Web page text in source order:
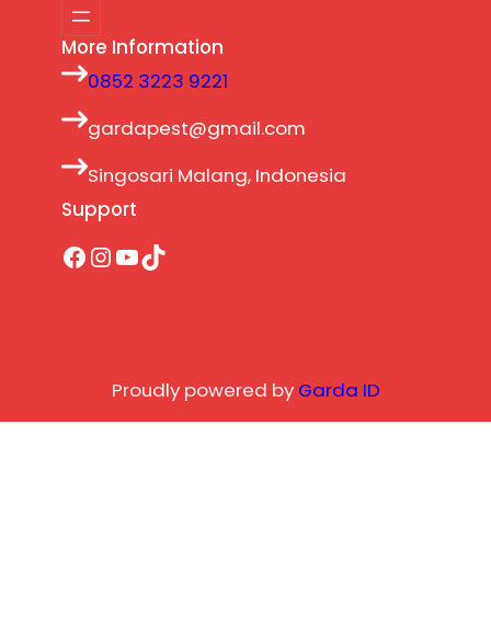
More Information
0852 3223 9221
gardapest@gmail.com
Singosari Malang, Indonesia
Support
Facebook InstagramYouTube TikTok
Proudly powered by Garda ID